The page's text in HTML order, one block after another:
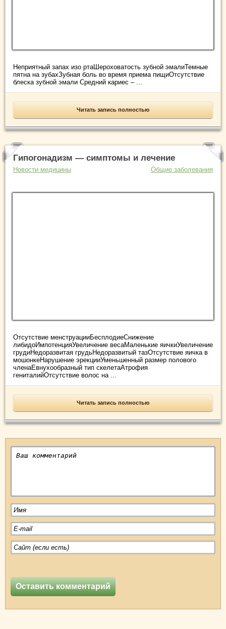
Неприятный запах изо ртаШероховатость зубной эмалиТемные
пятна на зубахЗубная боль во время приема пищиОтсутствие
блеска зубной эмали Средний кариес – ...
Читать запись полностью
Гипогонадизм — симптомы и лечение
Новости медицины Общие заболевания
Отсутствие менструацииБесплодиеСнижение
либидоИмпотенцияУвеличение весаМаленькие яичкиУвеличение
грудиНедоразвитая грудьНедоразвитый тазОтсутствие яичка в
мошонкеНарушение эрекцииУменьшенный размер полового
членаЕвнухообразный тип скелетаАтрофия
гениталийОтсутствие волос на ...
Читать запись полностью